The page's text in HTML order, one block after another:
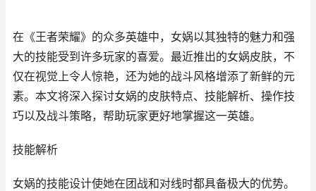
在《王者荣耀》的众多英雄中，女娲以其独特的魅力和强
大的技能受到许多玩家的喜爱。最近推出的女娲皮肤，不
仅在视觉上令人惊艳，还为她的战斗风格增添了新鲜的元
素。本文将深入探讨女娲的皮肤特点、技能解析、操作技
巧以及战斗策略，帮助玩家更好地掌握这一英雄。
技能解析
女娲的技能设计使她在团战和对线时都具备极大的优势。